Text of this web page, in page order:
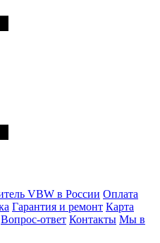
VBW в России Оплата
Гарантия и ремонт Карта
Вопрос-ответ Контакты Мы в